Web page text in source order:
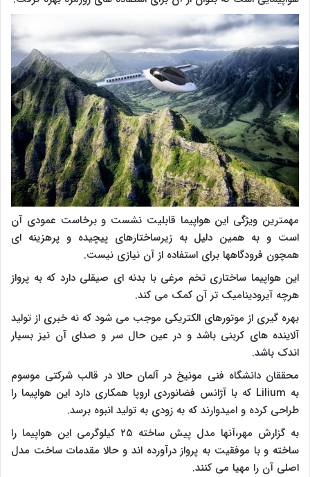
مهمترین ویژگی این هواپیما قابلیت نشست و برخاست عمودی آن
است و به همین دلیل به زیرساختارهای پیچیده و پرهزینه ای
همچون فرودگاهها برای استفاده از آن نیازی نیست.
این هواپیما ساختاری تخم مرغی با بدنه ای صیقلی دارد که به پرواز
هرچه آیرودینامیک تر آن کمک می کند.
بهره گیری از موتورهای الکتریکی موجب می شود که نه خبری از تولید
آلاینده های کربنی باشد و در عین حال سر و صدای آن نیز بسیار
اندک باشد.
محققان دانشگاه فنی مونیخ در آلمان حالا در قالب شرکتی موسوم
به Lilium که با آژانس فضانوردی اروپا همکاری دارد این هواپیما را
طراحی کرده و امیدوارند که به زودی به تولید انبوه برسد.
به گزارش مهر،آنها مدل پیش ساخته ۲۵ کیلوگرمی این هواپیما را
ساخته و با موفقیت به پرواز درآورده اند و حالا مقدمات ساخت مدل
اصلی آن را مهیا می کنند.